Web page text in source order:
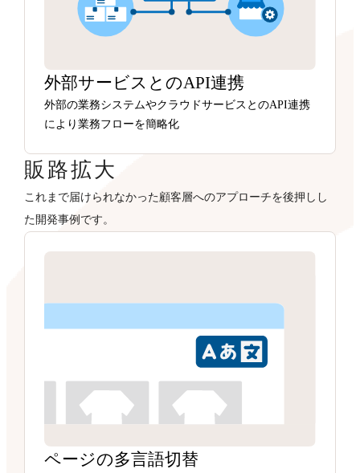
外部サービスとのAPI連携
外部の業務システムやクラウドサービスとのAPI連携
により業務フローを簡略化
販路拡大
これまで届けられなかった顧客層へのアプローチを後押しし
た開発事例です。
ページの多言語切替